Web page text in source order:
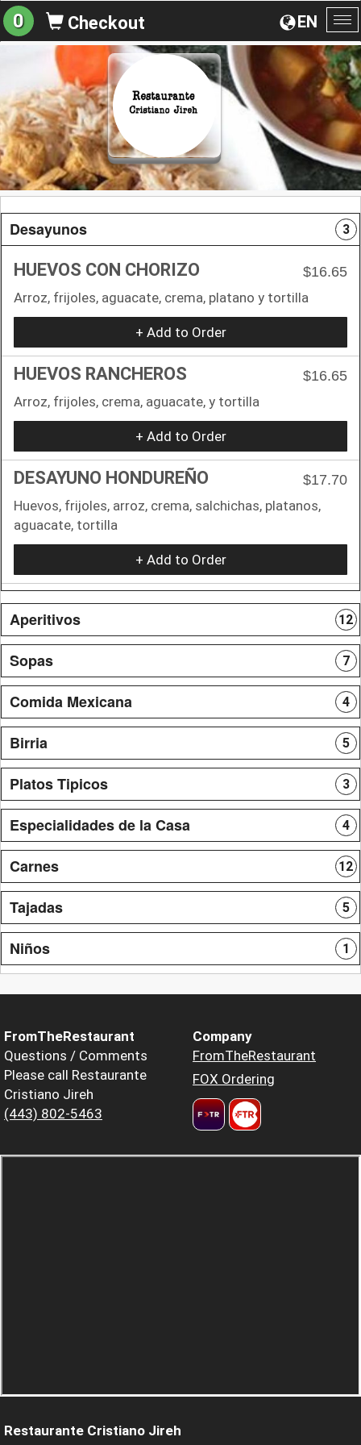
EN
0 Checkout
Desayunos 3
HUEVOS CON CHORIZO
$16.65
Arroz, frijoles, aguacate, crema, platano y tortilla
+ Add to Order
HUEVOS RANCHEROS
$16.65
Arroz, frijoles, crema, aguacate, y tortilla
+ Add to Order
DESAYUNO HONDUREÑO
$17.70
Huevos, frijoles, arroz, crema, salchichas, platanos,
aguacate, tortilla
+ Add to Order
Aperitivos 12
Sopas 7
Comida Mexicana 4
Birria 5
Platos Tipicos 3
Especialidades de la Casa 4
Carnes 12
Tajadas 5
Niños 1
FromTheRestaurant
Questions / Comments
Please call Restaurante
Cristiano Jireh
(443) 802-5463
Company
FromTheRestaurant
FOX Ordering
Restaurante Cristiano Jireh